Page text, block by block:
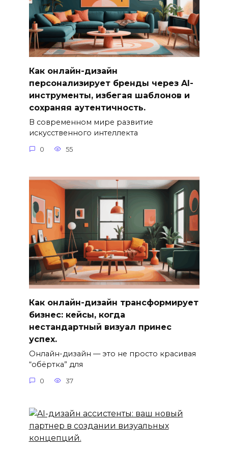
Как онлайн-дизайн
персонализирует бренды через AI-
инструменты, избегая шаблонов и
сохраняя аутентичность.
В современном мире развитие
искусственного интеллекта
0 55
Как онлайн-дизайн трансформирует
бизнес: кейсы, когда
нестандартный визуал принес
успех.
Онлайн-дизайн — это не просто красивая
“обёртка” для
0 37